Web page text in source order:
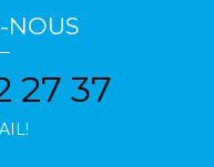
NOUS
27 37